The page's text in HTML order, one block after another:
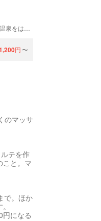
円 〜
のマッサ
テを作
こと。マ
で。ほか
になる